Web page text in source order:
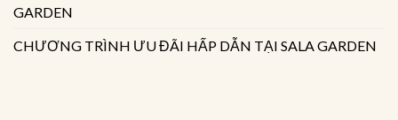
GARDEN
CHƯƠNG TRÌNH ƯU ĐÃI HẤP DẪN TẠI SALA GARDEN